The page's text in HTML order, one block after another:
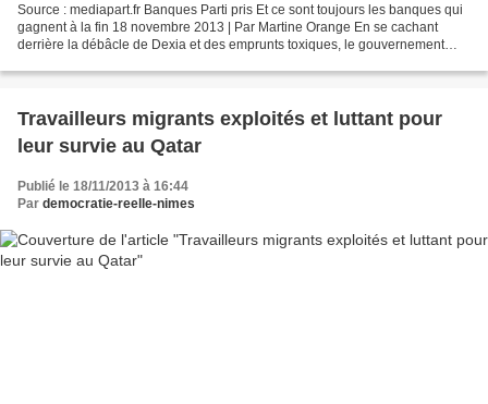
Source : mediapart.fr Banques Parti pris Et ce sont toujours les banques qui
gagnent à la fin 18 novembre 2013 | Par Martine Orange En se cachant
derrière la débâcle de Dexia et des emprunts toxiques, le gouvernement
Travailleurs migrants exploités et luttant pour
leur survie au Qatar
Publié le 18/11/2013 à 16:44
Par democratie-reelle-nimes